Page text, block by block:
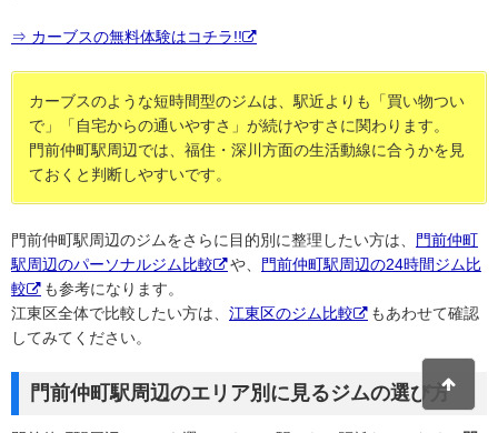
⇒ カーブスの無料体験はコチラ!!
カーブスのような短時間型のジムは、駅近よりも「買い物つい
で」「自宅からの通いやすさ」が続けやすさに関わります。
門前仲町駅周辺では、福住・深川方面の生活動線に合うかを見
ておくと判断しやすいです。
門前仲町駅周辺のジムをさらに目的別に整理したい方は、
門前仲町
駅周辺のパーソナルジム比較
や、
門前仲町駅周辺の24時間ジム比
較
も参考になります。
江東区全体で比較したい方は、 江東区のジム比較
もあわせて確認
してみてください。
門前仲町駅周辺のエリア別に見るジムの選び方